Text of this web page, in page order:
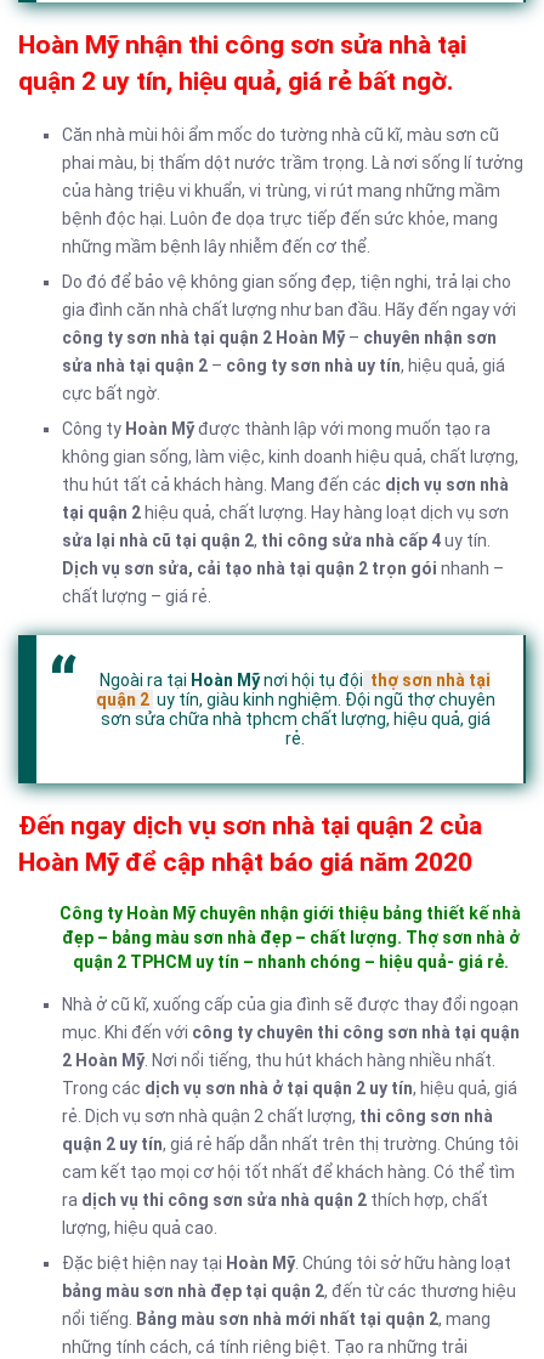
Hoàn Mỹ nhận thi công sơn sửa nhà tại
quận 2 uy tín, hiệu quả, giá rẻ bất ngờ.
Căn nhà mùi hôi ẩm mốc do tường nhà cũ kĩ, màu sơn cũ
phai màu, bị thấm dột nước trầm trọng. Là nơi sống lí tưởng
của hàng triệu vi khuẩn, vi trùng, vi rút mang những mầm
bệnh độc hại. Luôn đe dọa trực tiếp đến sức khỏe, mang
những mầm bệnh lây nhiễm đến cơ thể.
Do đó để bảo vệ không gian sống đẹp, tiện nghi, trả lại cho
gia đình căn nhà chất lượng như ban đầu. Hãy đến ngay với
công ty sơn nhà tại quận 2 Hoàn Mỹ– chuyên nhận sơn
sửa nhà tại quận 2 – công ty sơn nhà uy tín, hiệu quả, giá
cực bất ngờ.
Công ty Hoàn Mỹđược thành lập với mong muốn tạo ra
không gian sống, làm việc, kinh doanh hiệu quả, chất lượng,
thu hút tất cả khách hàng. Mang đến các dịch vụ sơn nhà
tại quận 2 hiệu quả, chất lượng. Hay hàng loạt dịch vụ sơn
sửa lại nhà cũ tại quận 2, thi công sửa nhà cấp 4uy tín.
Dịch vụ sơn sửa, cải tạo nhà tại quận 2 trọn gói nhanh –
chất lượng – giá rẻ.
Ngoài ra tại Hoàn Mỹnơi hội tụ đội thợ sơn nhà tại
quận 2 uy tín, giàu kinh nghiệm. Đội ngũ thợ chuyên
sơn sửa chữa nhà tphcm chất lượng, hiệu quả, giá
rẻ.
Đến ngay dịch vụ sơn nhà tại quận 2 của
Hoàn Mỹ để cập nhật báo giá năm 2020
Công ty Hoàn Mỹ chuyên nhận giới thiệu bảng thiết kế nhà
đẹp – bảng màu sơn nhà đẹp – chất lượng. Thợ sơn nhà ở
quận 2 TPHCM uy tín – nhanh chóng – hiệu quả- giá rẻ.
Nhà ở cũ kĩ, xuống cấp của gia đình sẽ được thay đổi ngoạn
mục. Khi đến với công ty chuyên thi công sơn nhà tại quận
2 Hoàn Mỹ. Nơi nổi tiếng, thu hút khách hàng nhiều nhất.
Trong các dịch vụ sơn nhà ở tại quận 2 uy tín, hiệu quả, giá
rẻ. Dịch vụ sơn nhà quận 2 chất lượng, thi công sơn nhà
quận 2 uy tín, giá rẻ hấp dẫn nhất trên thị trường. Chúng tôi
cam kết tạo mọi cơ hội tốt nhất để khách hàng. Có thể tìm
ra dịch vụ thi công sơn sửa nhà quận 2 thích hợp, chất
lượng, hiệu quả cao.
Đặc biệt hiện nay tại Hoàn Mỹ. Chúng tôi sở hữu hàng loạt
bảng màu sơn nhà đẹp tại quận 2, đến từ các thương hiệu
nổi tiếng.
Bảng màu sơn nhà mới nhất tại quận 2, mang
những tính cách, cá tính riêng biệt. Tạo ra những trải